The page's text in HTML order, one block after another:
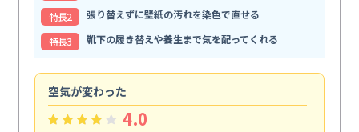
特⻑2
張り替えずに壁紙の汚れを染色で直せる
特⻑3
靴下の履き替えや養生まで気を配ってくれる
空気が変わった
4.0